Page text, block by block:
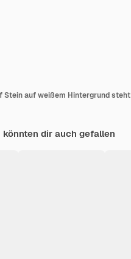
Stein auf weißem Hintergrund steht
könnten dir auch gefallen